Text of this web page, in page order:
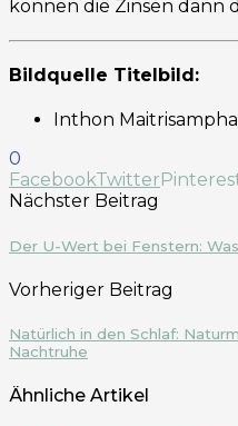
können die Zinsen dann
Bildquelle Titelbild:
Inthon
0
FacebookTwitter
Nächster Beitrag
Der U-Wert bei Fenstern:
Vorheriger Beitrag
Natürlich in den Schlaf:
Nachtruhe
Ähnliche Artikel